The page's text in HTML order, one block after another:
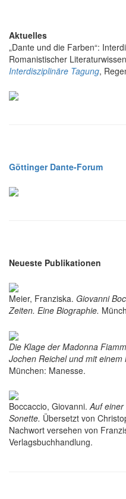
Aktuelles
„Dante und die Farben“:
Romanistischer
Interdisziplinäre Tagung,
Göttinger Dante-Forum
Neueste Publikationen
Meier, Franziska. Giovanni
Zeiten. Eine Biographie.
Die Klage der Madonna
Jochen Reichel und mit
München: Manesse.
Boccaccio, Giovanni.Auf
Sonette. Übersetzt von
Nachwort versehen von
Verlagsbuchhandlung.